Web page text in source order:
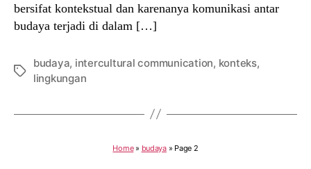
bersifat kontekstual dan karenanya komunikasi antar
budaya terjadi di dalam […]
Tags
budaya, intercultural communication, konteks,
lingkungan
Home» budaya» Page 2